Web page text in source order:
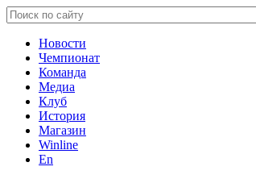
Новости
Чемпионат
Команда
Медиа
Клуб
История
Магазин
Winline
En